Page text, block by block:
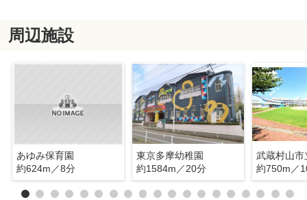
周辺施設
あゆみ保育園
約624m／8分
東京多摩幼稚園
約1584m／20分
約750m／